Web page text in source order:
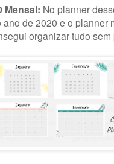
Mensal: No planner
de 2020 e o planner
organizar tudo sem